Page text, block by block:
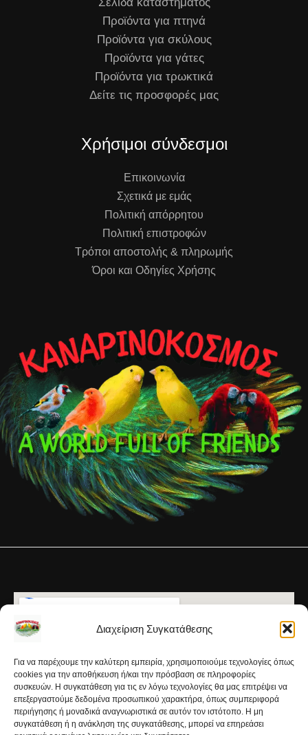
Διαχείριση Συγκατάθεσης
Για να παρέχουμε την καλύτερη εμπειρία, χρησιμοποιούμε τεχνολογίες όπως
cookies για την αποθήκευση ή/και την πρόσβαση σε πληροφορίες
συσκευών. Η συγκατάθεση για τις εν λόγω τεχνολογίες θα μας επιτρέψει να
επεξεργαστούμε δεδομένα προσωπικού χαρακτήρα, όπως συμπεριφορά
περιήγησης ή μοναδικά αναγνωριστικά σε αυτόν τον ιστότοπο. Η μη
συγκατάθεση ή η ανάκληση της συγκατάθεσης, μπορεί να επηρεάσει
Προϊόντα για πτηνά
Προϊόντα για σκύλους
Προϊόντα για γάτες
Προϊόντα για τρωκτικά
Δείτε τις προσφορές μας
Χρήσιμοι σύνδεσμοι
Επικοινωνία
Σχετικά με εμάς
Πολιτική απόρρητου
Πολιτική επιστροφών
Τρόποι αποστολής & πληρωμής
Όροι και Οδηγίες Χρήσης